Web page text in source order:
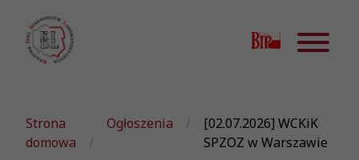
Strona
domowa
Ogłoszenia
[02.07.2026] WCKiK
SPZOZ w Warszawie